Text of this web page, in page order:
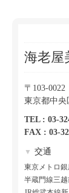
海老屋
〒103-0022
東京都中央
TEL : 03-
FAX : 03-
▼ 交通
東京メトロ
半蔵門線三